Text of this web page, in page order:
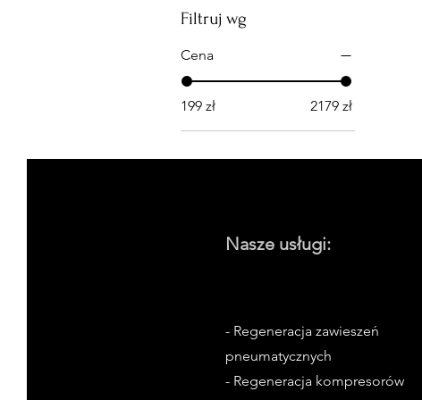
Filtruj wg
Cena
199 zł 2179 zł
Nasze usługi:
- Regeneracja zawieszeń
pneumatycznych
- Regeneracja kompresorów